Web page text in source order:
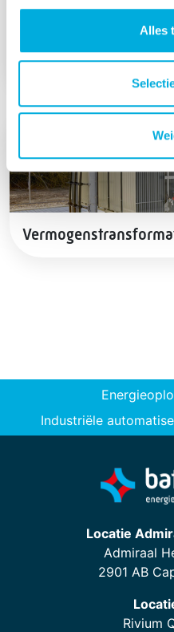
Alles
Meettransformatoren
Industriële
Locatie
Admiraal
2901 AB
Rivium